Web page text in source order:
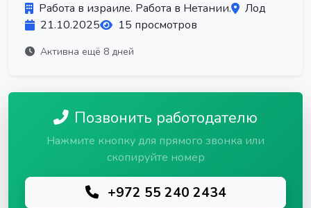
Работа в израиле. Работа в Нетании.
Лод
21.10.2025
15 просмотров
Активна ещё 8 дней
Позвонить работодателю
Нажмите кнопку для прямого звонка или
скопируйте номер
+972 55 240 2434